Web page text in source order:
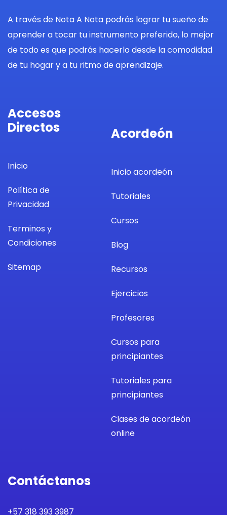
A través de Nota A Nota podrás lograr tu sueño de
aprender a tocar tu instrumento preferido, lo mejor
de todo es que podrás hacerlo desde la comodidad
de tu hogar y a tu ritmo de aprendizaje.
Accesos
Directos
Inicio
Política de
Privacidad
Terminos y
Condiciones
Sitemap
Acordeón
Inicio acordeón
Tutoriales
Cursos
Blog
Recursos
Ejercicios
Profesores
Cursos para
principiantes
Tutoriales para
principiantes
Clases de acordeón
online
Contáctanos
+57 318 393 3987